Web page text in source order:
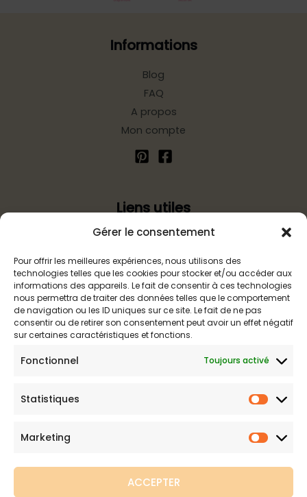
Gérer le consentement
Pour offrir les meilleures expériences, nous utilisons des
technologies telles que les cookies pour stocker et/ou accéder aux
informations des appareils. Le fait de consentir à ces technologies
nous permettra de traiter des données telles que le comportement
de navigation ou les ID uniques sur ce site. Le fait de ne pas
consentir ou de retirer son consentement peut avoir un effet négatif
sur certaines caractéristiques et fonctions.
Fonctionnel Toujours activé
Statistiques
Marketing
ACCEPTER
Informations
Blog
FAQ
A propos
Mon compte
Liens utiles
Politique d’expédition
Mentions légales
Politique de confidentialité
Politique de remboursements
Conditions générales de vente et d’utilisation
Boutique de maillots gainants
Maillot de bain gainant est votre boutique en ligne de
produits ou une demande sur votre commande,
contactez-